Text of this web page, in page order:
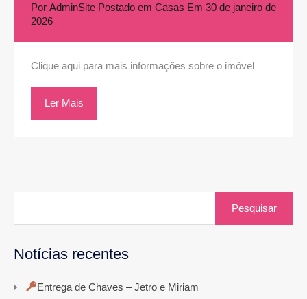
Por AdminSite Postado em Casas Em 30 de janeiro de
2026
Clique aqui para mais informações sobre o imóvel
Ler Mais
Notícias recentes
Entrega de Chaves – Jetro e Miriam